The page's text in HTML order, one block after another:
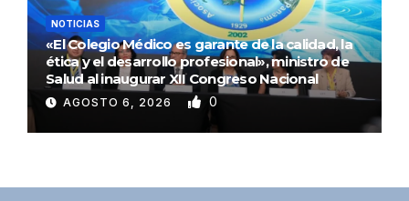
NOTICIAS
«El Colegio Médico es garante de la calidad, la
ética y el desarrollo profesional», ministro de
Salud al inaugurar XII Congreso Nacional
AGOSTO 6, 2026 0